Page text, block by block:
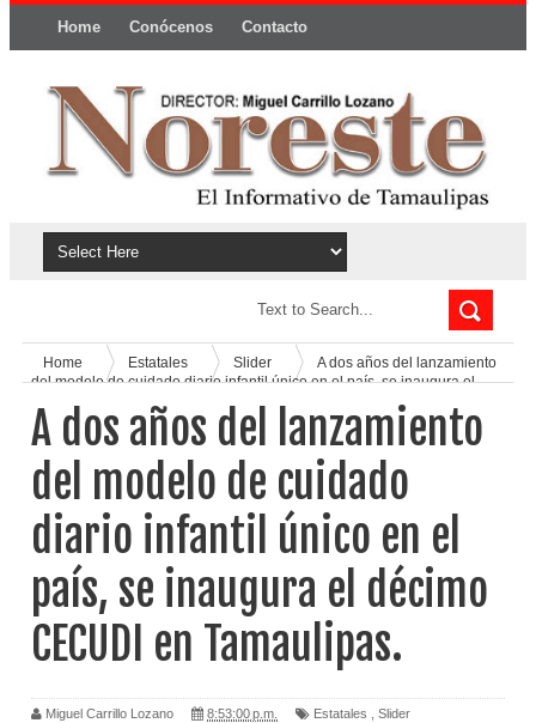
Home Conócenos Contacto
Home Estatales Slider
A dos años del lanzamiento
del modelo de cuidado diario infantil único en el país, se inaugura el
A dos años del lanzamiento
del modelo de cuidado
diario infantil único en el
país, se inaugura el décimo
CECUDI en Tamaulipas.
Miguel Carrillo Lozano 8:53:00 p.m. Estatales Slider